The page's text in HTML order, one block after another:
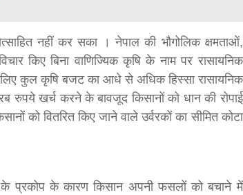
नहीं कर सका । नेपाल की भौगोलिक क्षमताओं,
किए बिना वाणिज्यिक कृषि के नाम पर रासायनिक
लिए कुल कृषि बजट का आधे से अधिक हिस्सा रासायनिक
रुपये खर्च करने के बावजूद किसानों को धान की रोपाई
को वितरित किए जाने वाले उर्वरकों का सीमित कोटा
के प्रकोप के कारण किसान अपनी फसलों को बचाने में